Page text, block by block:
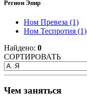
Регион Эпир
Ном Превеза (1)
Ном Теспротия (1)
Найдено: 0
СОРТИРОВАТЬ
Чем заняться